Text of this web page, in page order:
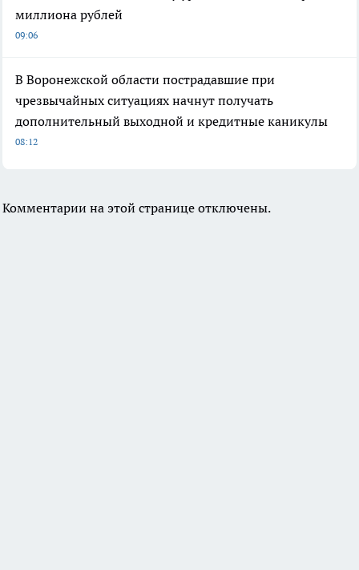
миллиона рублей
09:06
В Воронежской области пострадавшие при
чрезвычайных ситуациях начнут получать
дополнительный выходной и кредитные каникулы
08:12
Комментарии на этой странице отключены.